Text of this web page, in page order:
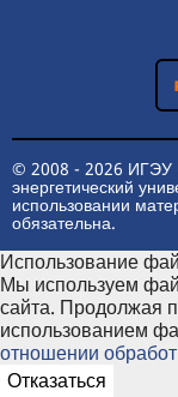
© 2008 - 2026 ИГЭУ
энергетический
использовании
обязательна.
Использование
Мы используем
сайта. Продолжая
использованием
отношении
Отказаться